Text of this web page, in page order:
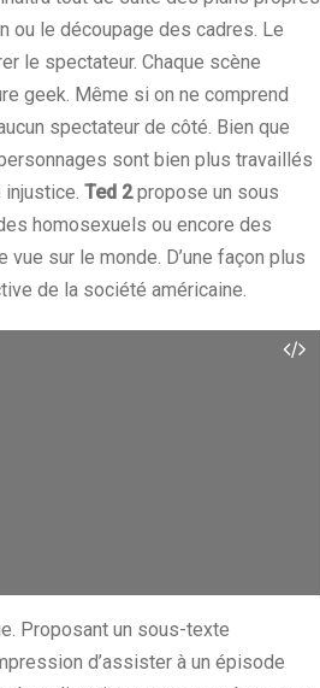
ou le découpage des cadres. Le
le spectateur. Chaque scène
geek. Même si on ne comprend
spectateur de côté. Bien que
sont bien plus travaillés
injustice. Ted 2propose un sous
homosexuels ou encore des
sur le monde. D’une façon plus
de la société américaine.
Proposant un sous-texte
d’assister à un épisode